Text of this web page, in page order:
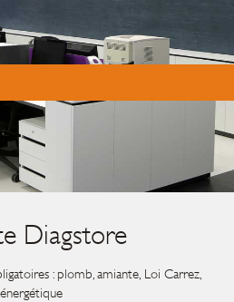
Diagstore
: plomb, amiante, Loi Carrez,
énergétique